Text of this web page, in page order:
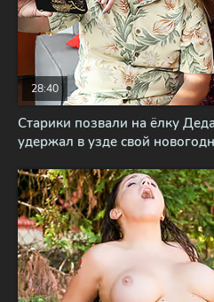
Старики позвали на ёлку
удержал в узде свой
28:40